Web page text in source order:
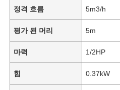
정격 흐름 5m3/h
평가 된 머리 5m
마력 1/2HP
힘 0.37kW